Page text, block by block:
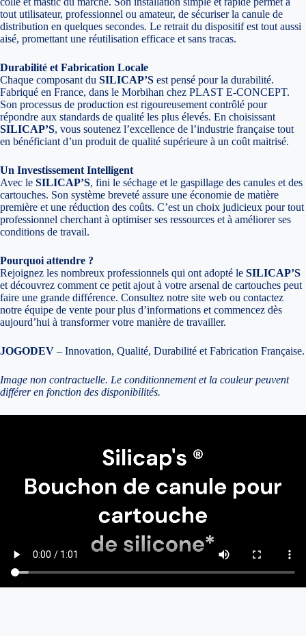
tout utilisateur, professionnel ou amateur, de sécuriser la canule de
distribution en quelques secondes. Le retrait du dispositif est tout aussi
aisé, promettant une réutilisation efficace et sans tracas.
Durabilité et Fabrication Locale
Chaque composant du SILICAP’S est pensé pour la durabilité.
Fabriqué en France, dans le Morbihan chez PLAST E-CONCEPT.
Son processus de production est rigoureusement contrôlé pour
répondre aux standards de qualité les plus élevés. En choisissant
SILICAP’S, vous soutenez l’excellence de l’industrie française tout
en bénéficiant d’un produit de qualité supérieure à un coût maitrisé.
Un Investissement Intelligent
Avec le SILICAP’S, fini le séchage et le gaspillage des canules et des
cartouches. Son système breveté assure une économie de matière
première et une réduction des coûts. C’est un choix judicieux pour tout
professionnel cherchant à optimiser ses ressources et à améliorer ses
conditions de travail.
Pourquoi attendre ?
Rejoignez les nombreux professionnels qui ont adopté le SILICAP’S
et découvrez comment ce petit ajout à votre arsenal de cartouches peut
faire une grande différence. Consultez notre site web ou contactez
notre équipe de vente pour plus d’informations et commencez dès
aujourd’hui à transformer votre manière de travailler.
JOGODEV – Innovation, Qualité, Durabilité et Fabrication Française.
Image non contractuelle. Le conditionnement et la couleur peuvent
différer en fonction des disponibilités.